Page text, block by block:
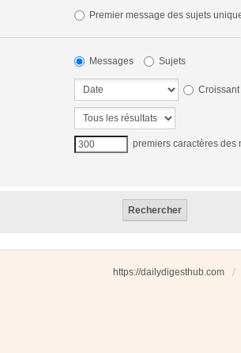
Premier message des sujets
Messages Sujets
Croissant
premiers caractères des
https://dailydigesthub.com